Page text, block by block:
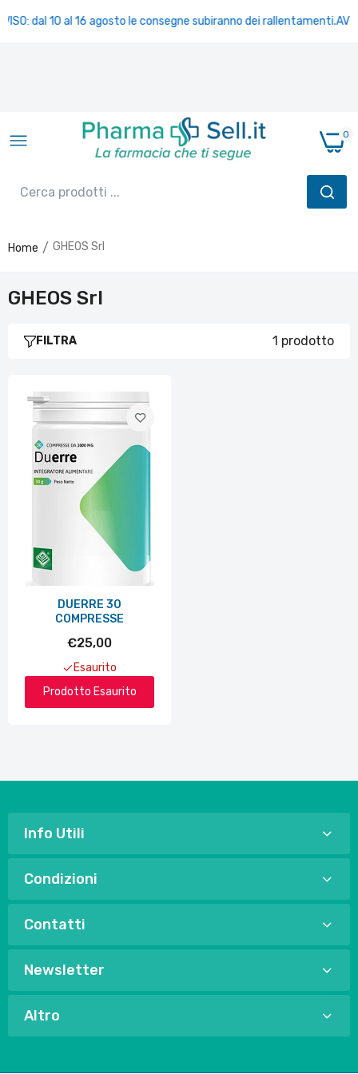
dal 10 al 16 agosto le consegne subiranno dei rallentamenti.
0
€25,00
Home GHEOS Srl
GHEOS Srl
FILTRA 1 prodotto
DUERRE 30
COMPRESSE
€25,00
Esaurito
Prodotto Esaurito
Info Utili
Condizioni
Contatti
Newsletter
Altro